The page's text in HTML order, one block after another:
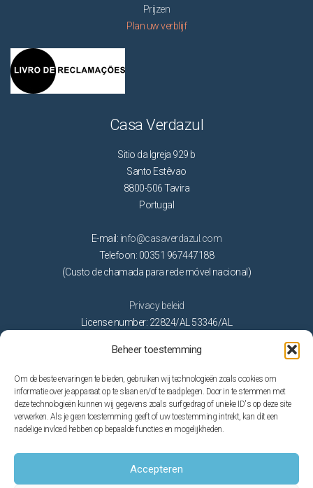
Beheer toestemming
Om de beste ervaringen te bieden, gebruiken wij technologieën zoals cookies om
informatie over je apparaat op te slaan en/of te raadplegen. Door in te stemmen met
deze technologieën kunnen wij gegevens zoals surfgedrag of unieke ID's op deze site
verwerken. Als je geen toestemming geeft of uw toestemming intrekt, kan dit een
nadelige invloed hebben op bepaalde functies en mogelijkheden.
Accepteren
Prijzen
Plan uw verblijf
Casa Verdazul
Sitio da Igreja 929 b
Santo Estêvao
8800-506 Tavira
Portugal
E-mail: info@casaverdazul.com
Telefoon: 00351 967447188
(Custo de chamada para rede móvel nacional)
Privacy beleid
License number: 22824/AL 53346/AL
Golf
Natuur
Op het water
Trouwen in de Algarve